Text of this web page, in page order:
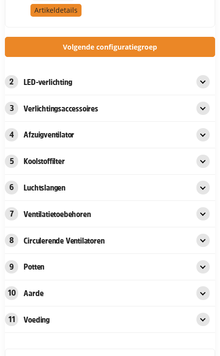
Artikeldetails
Volgende configuratiegroep
2 LED-verlichting
3 Verlichtingsaccessoires
4 Afzuigventilator
5 Koolstoffilter
6 Luchtslangen
7 Ventilatietoebehoren
8 Circulerende Ventilatoren
9 Potten
10 Aarde
11 Voeding